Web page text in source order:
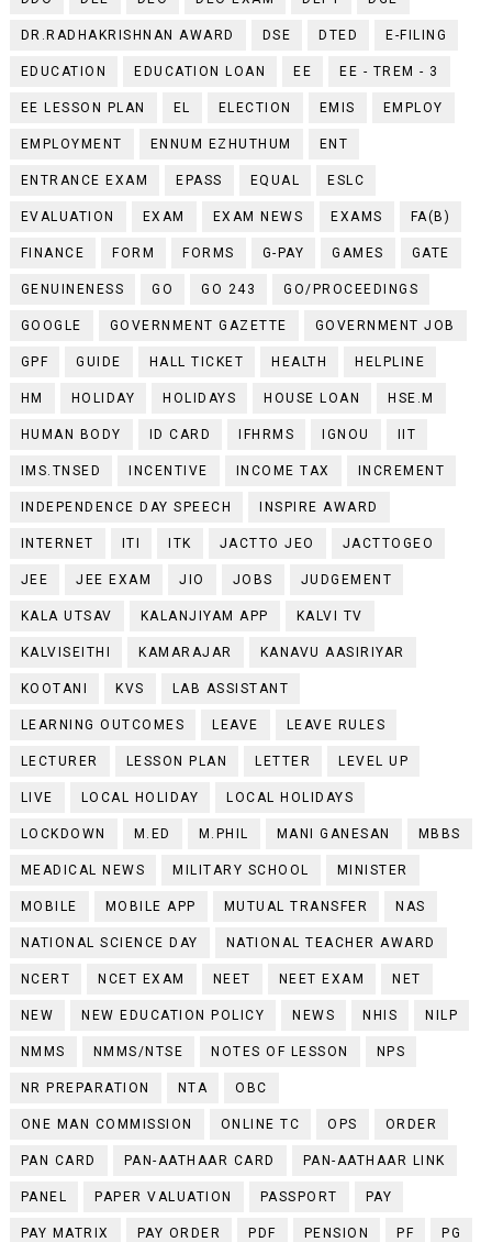
DR.RADHAKRISHNAN AWARD DSE DTED E-FILING
EDUCATION EDUCATION LOAN EE EE - TREM - 3
EE LESSON PLAN EL ELECTION EMIS EMPLOY
EMPLOYMENT ENNUM EZHUTHUM ENT
ENTRANCE EXAM EPASS EQUAL ESLC
EVALUATION EXAM EXAM NEWS EXAMS FA(B)
FINANCE FORM FORMS G-PAY GAMES GATE
GENUINENESS GO GO 243 GO/PROCEEDINGS
GOOGLE GOVERNMENT GAZETTE GOVERNMENT JOB
GPF GUIDE HALL TICKET HEALTH HELPLINE
HM HOLIDAY HOLIDAYS HOUSE LOAN HSE.M
HUMAN BODY ID CARD IFHRMS IGNOU IIT
IMS.TNSED INCENTIVE INCOME TAX INCREMENT
INDEPENDENCE DAY SPEECH INSPIRE AWARD
INTERNET ITI ITK JACTTO JEO JACTTOGEO
JEE JEE EXAM JIO JOBS JUDGEMENT
KALA UTSAV KALANJIYAM APP KALVI TV
KALVISEITHI KAMARAJAR KANAVU AASIRIYAR
KOOTANI KVS LAB ASSISTANT
LEARNING OUTCOMES LEAVE LEAVE RULES
LECTURER LESSON PLAN LETTER LEVEL UP
LIVE LOCAL HOLIDAY LOCAL HOLIDAYS
LOCKDOWN M.ED M.PHIL MANI GANESAN MBBS
MEADICAL NEWS MILITARY SCHOOL MINISTER
MOBILE MOBILE APP MUTUAL TRANSFER NAS
NATIONAL SCIENCE DAY NATIONAL TEACHER AWARD
NCERT NCET EXAM NEET NEET EXAM NET
NEW NEW EDUCATION POLICY NEWS NHIS NILP
NMMS NMMS/NTSE NOTES OF LESSON NPS
NR PREPARATION NTA OBC
ONE MAN COMMISSION ONLINE TC OPS ORDER
PAN CARD PAN-AATHAAR CARD PAN-AATHAAR LINK
PANEL PAPER VALUATION PASSPORT PAY
PAY MATRIX PAY ORDER PDF PENSION PF PG